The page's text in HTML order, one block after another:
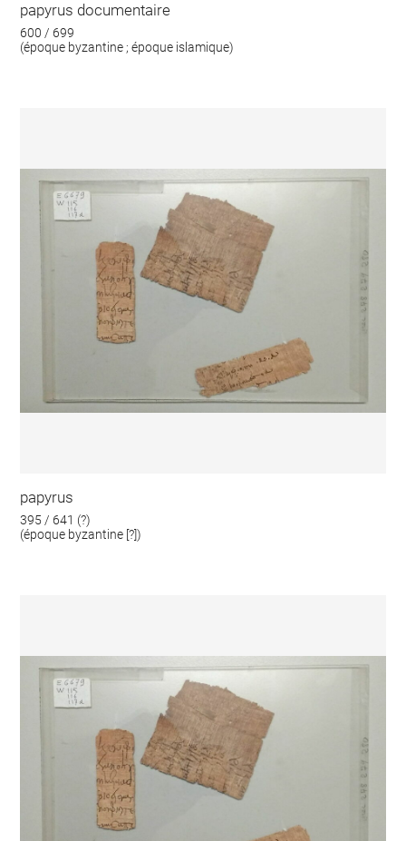
papyrus documentaire
600 / 699
(époque byzantine ; époque islamique)
papyrus
395 / 641 (?)
(époque byzantine [?])